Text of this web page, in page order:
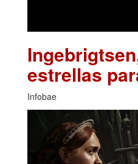
estrellas
Infobae